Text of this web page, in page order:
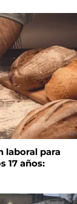
laboral para
17 años: